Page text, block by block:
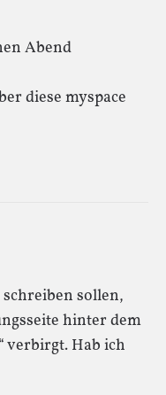
Abend
diese myspace
sollen,
hinter dem
verbirgt. Hab ich